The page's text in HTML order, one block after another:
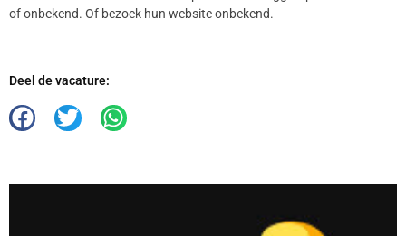
of onbekend. Of bezoek hun website onbekend.
Deel de vacature: